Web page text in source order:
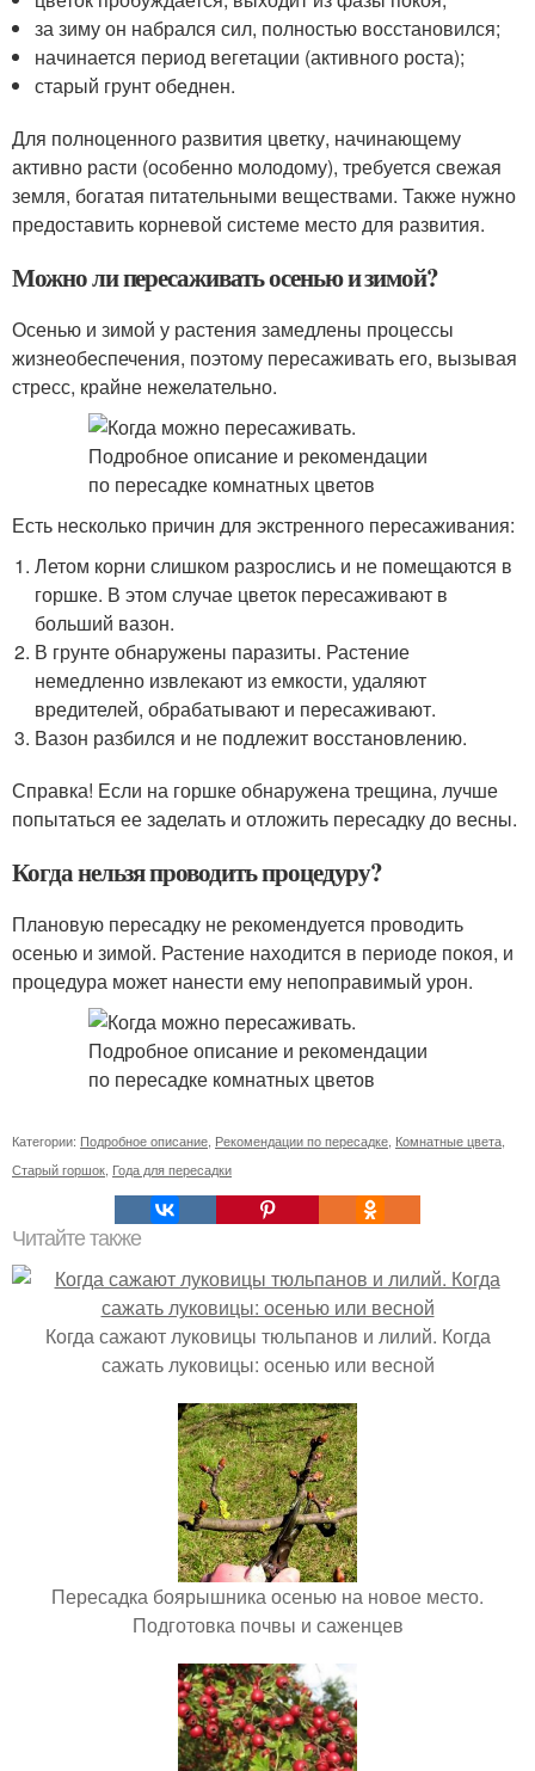
за зиму он набрался сил, полностью восстановился;
начинается период вегетации (активного роста);
старый грунт обеднен.
Для полноценного развития цветку, начинающему
активно расти (особенно молодому), требуется свежая
земля, богатая питательными веществами. Также нужно
предоставить корневой системе место для развития.
Можно ли пересаживать осенью и зимой?
Осенью и зимой у растения замедлены процессы
жизнеобеспечения, поэтому пересаживать его, вызывая
стресс, крайне нежелательно.
Есть несколько причин для экстренного пересаживания:
Летом корни слишком разрослись и не помещаются в
горшке. В этом случае цветок пересаживают в
больший вазон.
В грунте обнаружены паразиты. Растение
немедленно извлекают из емкости, удаляют
вредителей, обрабатывают и пересаживают.
Вазон разбился и не подлежит восстановлению.
Справка! Если на горшке обнаружена трещина, лучше
попытаться ее заделать и отложить пересадку до весны.
Когда нельзя проводить процедуру?
Плановую пересадку не рекомендуется проводить
осенью и зимой. Растение находится в периоде покоя, и
процедура может нанести ему непоправимый урон.
Категории: Подробное описание Рекомендации по пересадке Комнатные цвета
Старый горшок Года для пересадки
Читайте также
Когда сажают луковицы тюльпанов и лилий. Когда
сажать луковицы: осенью или весной
Пересадка боярышника осенью на новое место.
Подготовка почвы и саженцев